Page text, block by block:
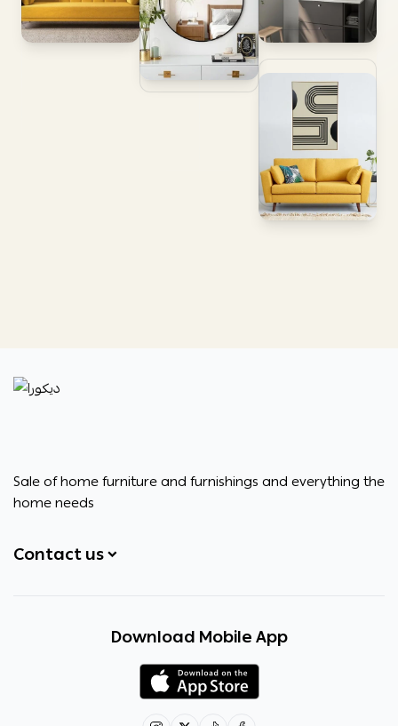
ديكورا
Sale of home furniture and furnishings and everything the
home needs
Contact us
+966531828315
decora6586@gmail.com
Download Mobile App